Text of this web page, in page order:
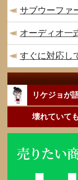
サブウーファ
オーディオ一
すぐに対応し
リケジョが
壊れていて